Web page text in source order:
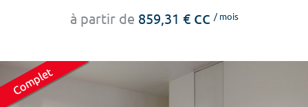
€
Surface min Surface max
à partir de 859,31 € cc / mois